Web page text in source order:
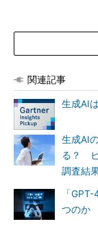
関連記事
生成AI
生成AI
る？ ビ
調査結
「
つのか